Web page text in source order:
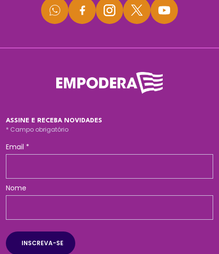
ASSINE E RECEBA NOVIDADES
* Campo obrigatório
Email *
Nome